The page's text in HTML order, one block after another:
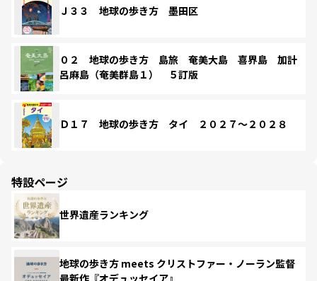
Ｊ３３ 地球の歩き方 墨田区
０２ 地球の歩き方 島旅 奄美大島 喜界島 加計
呂麻島（奄美群島１） ５訂版
Ｄ１７ 地球の歩き方 タイ ２０２７～２０２８
特設ページ
世界遺産ランキング
地球の歩き方 meets クリストファー・ノーラン監督